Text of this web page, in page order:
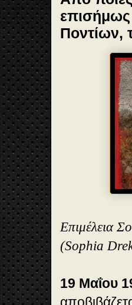
Ποντίων,
Επιμέλεια
(Sophia
19 Μαΐου